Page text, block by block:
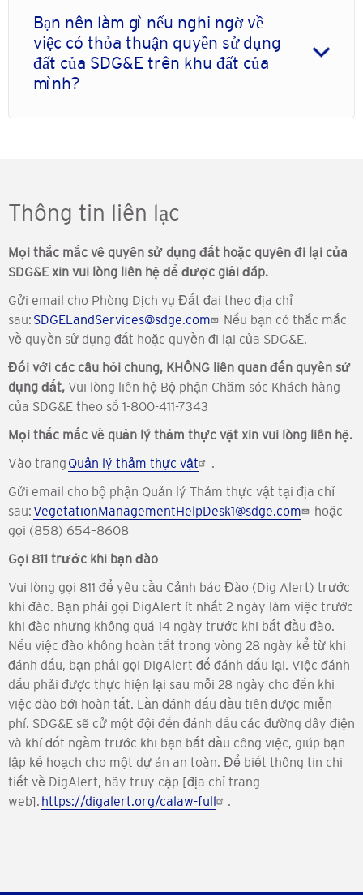
Bạn nên làm gì nếu nghi ngờ về
việc có thỏa thuận quyền sử dụng
đất của SDG&E trên khu đất của
mình?
Thông tin liên lạc
Mọi thắc mắc về quyền sử dụng đất hoặc quyền đi lại của
SDG&E xin vui lòng liên hệ để được giải đáp.
Gửi email cho Phòng Dịch vụ Đất đai theo địa chỉ
sau: SDGELandServices@sdge.com
Nếu bạn có thắc mắc
về quyền sử dụng đất hoặc quyền đi lại của SDG&E.
Đối với các câu hỏi chung, KHÔNG liên quan đến quyền sử
dụng đất, Vui lòng liên hệ Bộ phận Chăm sóc Khách hàng
của SDG&E theo số 1-800-411-7343
Mọi thắc mắc về quản lý thảm thực vật xin vui lòng liên hệ.
Vào trang Quản lý thảm thực vật
.
Gửi email cho bộ phận Quản lý Thảm thực vật tại địa chỉ
sau: VegetationManagementHelpDesk1@sdge.com
hoặc
gọi (858) 654–8608
Gọi 811 trước khi bạn đào
Vui lòng gọi 811 để yêu cầu Cảnh báo Đào (Dig Alert) trước
khi đào. Bạn phải gọi DigAlert ít nhất 2 ngày làm việc trước
khi đào nhưng không quá 14 ngày trước khi bắt đầu đào.
Nếu việc đào không hoàn tất trong vòng 28 ngày kể từ khi
đánh dấu, bạn phải gọi DigAlert để đánh dấu lại. Việc đánh
dấu phải được thực hiện lại sau mỗi 28 ngày cho đến khi
việc đào bới hoàn tất. Lần đánh dấu đầu tiên được miễn
phí. SDG&E sẽ cử một đội đến đánh dấu các đường dây điện
và khí đốt ngầm trước khi bạn bắt đầu công việc, giúp bạn
lập kế hoạch cho một dự án an toàn. Để biết thông tin chi
tiết về DigAlert, hãy truy cập [địa chỉ trang
web]. https://digalert.org/calaw-full .